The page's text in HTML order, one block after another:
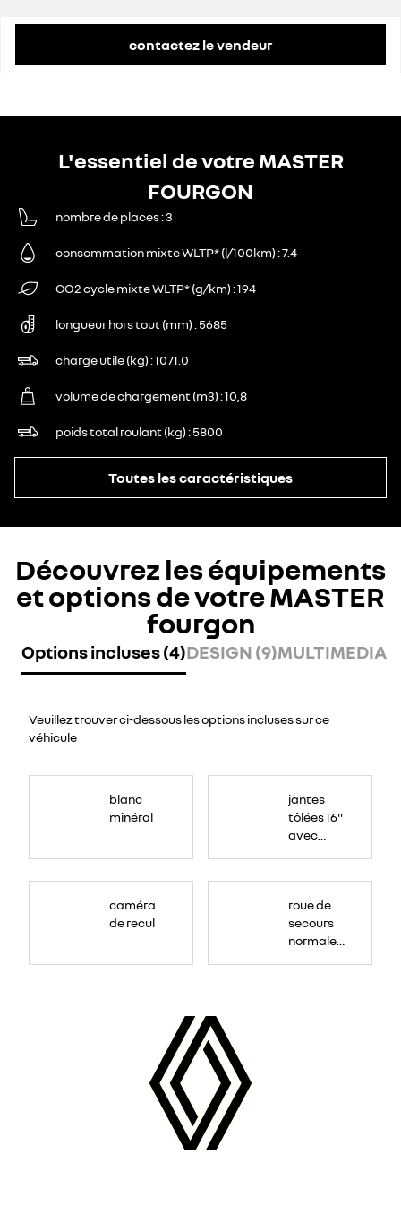
contactez le vendeur
L'essentiel de votre MASTER
FOURGON
nombre de places 3
consommation mixte WLTP* (l/100km) 7.4
CO2 cycle mixte WLTP* (g/km) 194
longueur hors tout (mm) 5685
charge utile (kg) 1071.0
volume de chargement (m3) 10,8
poids total roulant (kg) 5800
Toutes les caractéristiques
Découvrez les équipements
et options de votre MASTER
fourgon
Options incluses (4)DESIGN (9)MULTIMEDIA
Veuillez trouver ci-dessous les options incluses sur ce
véhicule
blanc
minéral
jantes
tôlées 16"
avec
caméra
de recul
roue de
secours
normale